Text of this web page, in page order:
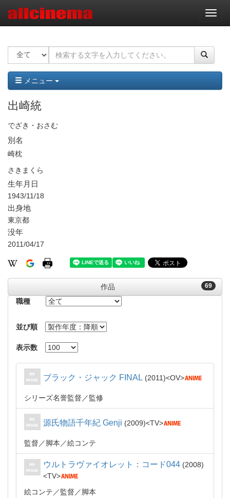
ナ
ビ
ー
ョ
ン
メニュー
出崎統
でざき・おさむ
別名
崎枕
さきまくら
生年月日
1943/11/18
出身地
東京都
没年
2011/04/17
69
作品
職種
並び順
表示数
ブラック・ジャック FINAL 2011 OV
シリーズ名誉監督 監修
源氏物語千年紀 Genji 2009 TV
監督 脚本 絵コンテ
ウルトラヴァイオレット：コード044
2008
TV
絵コンテ
監督 脚本